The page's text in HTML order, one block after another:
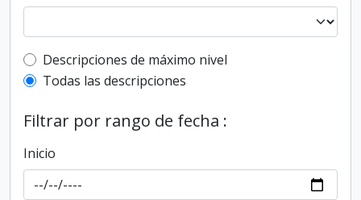
Top-level description filter
Descripciones de máximo nivel
Todas las descripciones
Filtrar por rango de fecha :
Inicio